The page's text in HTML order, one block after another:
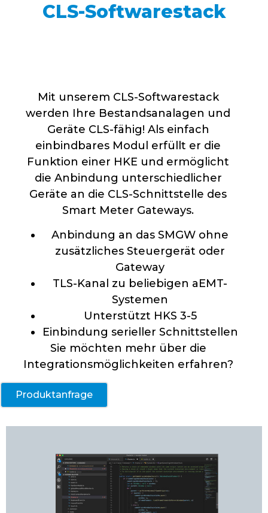
CLS-Softwarestack
Mit unserem CLS-Softwarestack
werden Ihre Bestandsanalagen und
Geräte CLS-fähig! Als einfach
einbindbares Modul erfüllt er die
Funktion einer HKE und ermöglicht
die Anbindung unterschiedlicher
Geräte an die CLS-Schnittstelle des
Smart Meter Gateways.
Anbindung an das SMGW ohne
zusätzliches Steuergerät oder
Gateway
TLS-Kanal zu beliebigen aEMT-
Systemen
Unterstützt HKS 3-5
Einbindung serieller Schnittstellen
Sie möchten mehr über die
Integrationsmöglichkeiten erfahren?
Produktanfrage